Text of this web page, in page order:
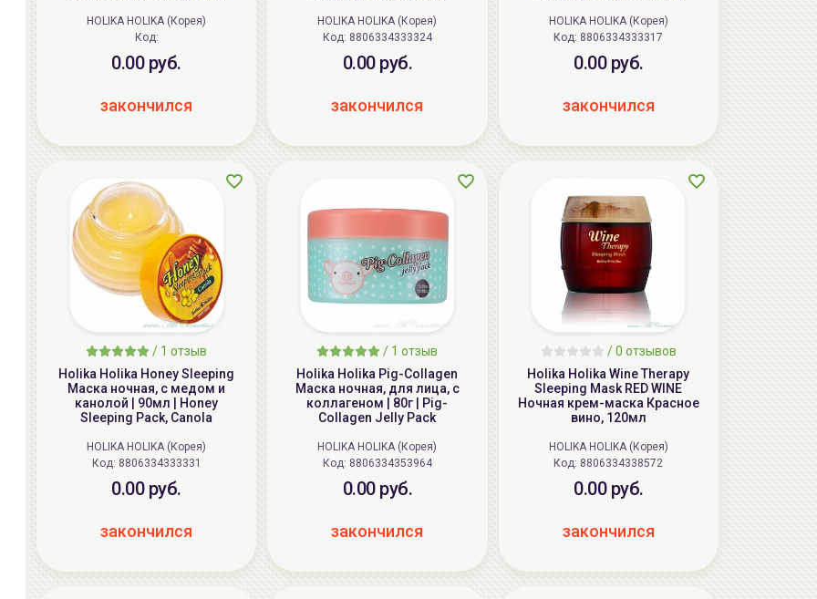
HOLIKA HOLIKA (Корея)
Код:
0.00 руб.
закончился
HOLIKA HOLIKA (Корея)
Код: 8806334333324
0.00 руб.
закончился
HOLIKA HOLIKA (Корея)
Код: 8806334333317
0.00 руб.
закончился
/ 1 отзыв
Holika Holika Honey Sleeping
Маска ночная, с медом и
канолой | 90мл | Honey
Sleeping Pack, Canola
HOLIKA HOLIKA (Корея)
Код: 8806334333331
0.00 руб.
закончился
/ 1 отзыв
Holika Holika Pig-Collagen
Маска ночная, для лица, с
коллагеном | 80г | Pig-
Collagen Jelly Pack
HOLIKA HOLIKA (Корея)
Код: 8806334353964
0.00 руб.
закончился
/0 отзывов
Holika Holika Wine Therapy
Sleeping Mask RED WINE
Ночная крем-маска Красное
вино, 120мл
HOLIKA HOLIKA (Корея)
Код: 8806334338572
0.00 руб.
закончился